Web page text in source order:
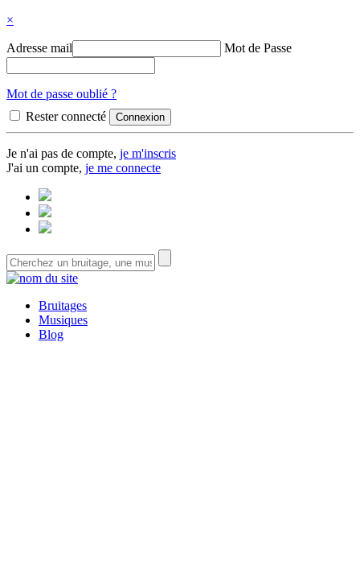
×
Adresse mail Mot de Passe
Mot de passe oublié ?
Rester connecté
Je n'ai pas de compte, je m'inscris
J'ai un compte, je me connecte
Bruitages
Musiques
Blog